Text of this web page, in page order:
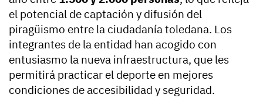
el potencial de captación y difusión del
piragüismo entre la ciudadanía toledana. Los
integrantes de la entidad han acogido con
entusiasmo la nueva infraestructura, que les
permitirá practicar el deporte en mejores
condiciones de accesibilidad y seguridad.